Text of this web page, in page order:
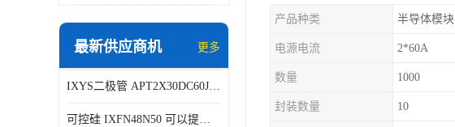
最新供应商机 更多
IXYS二极管 APT2X30DC60J 结构简单
可控硅 IXFN48N50 可以提供稳定的电压输出
产品种类 半导体模块
电源电流 2*60A
数量 1000
封装数量 10